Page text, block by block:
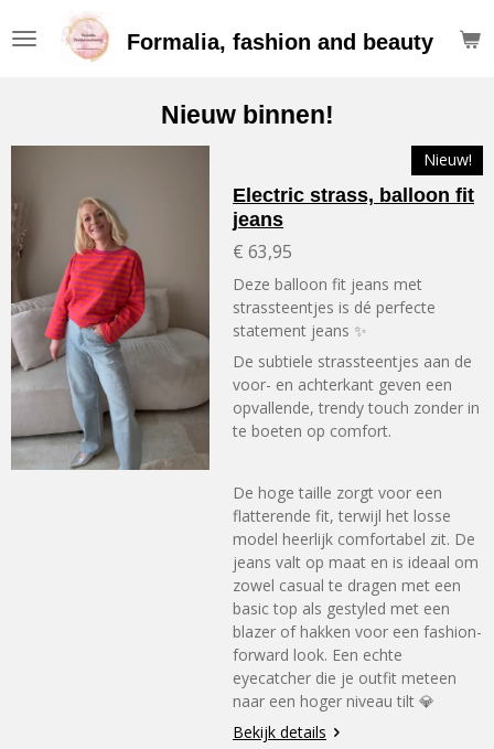
direct
Formalia, fashion and beauty
Nieuw binnen!
Nieuw!
Electric strass, balloon fit
jeans
€ 63,95
Deze balloon fit jeans met
strassteentjes is dé perfecte
statement jeans ✨
De subtiele strassteentjes aan de
voor- en achterkant geven een
opvallende, trendy touch zonder in
te boeten op comfort.
De hoge taille zorgt voor een
flatterende fit, terwijl het losse
model heerlijk comfortabel zit. De
jeans valt op maat en is ideaal om
zowel casual te dragen met een
basic top als gestyled met een
blazer of hakken voor een fashion-
forward look. Een echte
eyecatcher die je outfit meteen
naar een hoger niveau tilt 💎
Bekijk details